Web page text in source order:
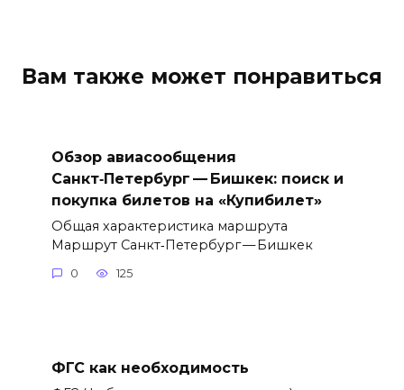
Вам также может понравиться
Обзор авиасообщения
Санкт‑Петербург — Бишкек: поиск и
покупка билетов на «Купибилет»
Общая характеристика маршрута
Маршрут Санкт‑Петербург — Бишкек
0 125
ФГС как необходимость